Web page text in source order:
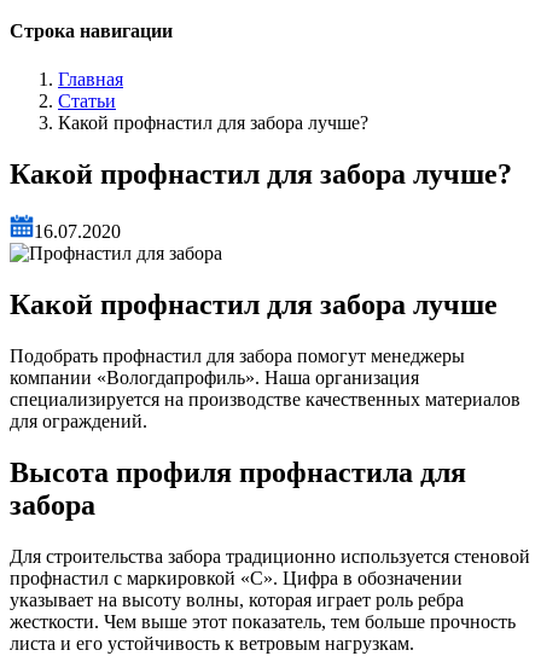
Строка навигации
Главная
Статьи
Какой профнастил для забора лучше?
Какой профнастил для забора лучше?
16.07.2020
Какой профнастил для забора лучше
Подобрать профнастил для забора помогут менеджеры
компании «Вологдапрофиль». Наша организация
специализируется на производстве качественных материалов
для ограждений.
Высота профиля профнастила для
забора
Для строительства забора традиционно используется стеновой
профнастил с маркировкой «С». Цифра в обозначении
указывает на высоту волны, которая играет роль ребра
жесткости. Чем выше этот показатель, тем больше прочность
листа и его устойчивость к ветровым нагрузкам.